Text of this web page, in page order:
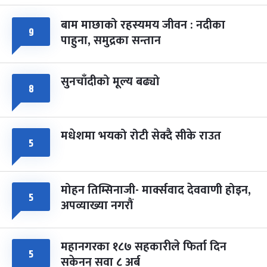
आइत
८
सोम
फागुपूर्णिमा
चैत्र ८, २०८३-Mar 22, 2027
७ महिना बाँकी
९ बाम माछाको रहस्यमय जीवन : नदीका
पाहुना, समुद्रका सन्तान
८ सुनचाँदीको मूल्य बढ्यो
५ मधेशमा भयको रोटी सेक्दै सीके राउत
५ मोहन तिम्सिनाजी- मार्क्सवाद देववाणी होइन,
अपव्याख्या नगरौं
५ महानगरका १८७ सहकारीले फिर्ता दिन
सकेनन् सवा ८ अर्ब